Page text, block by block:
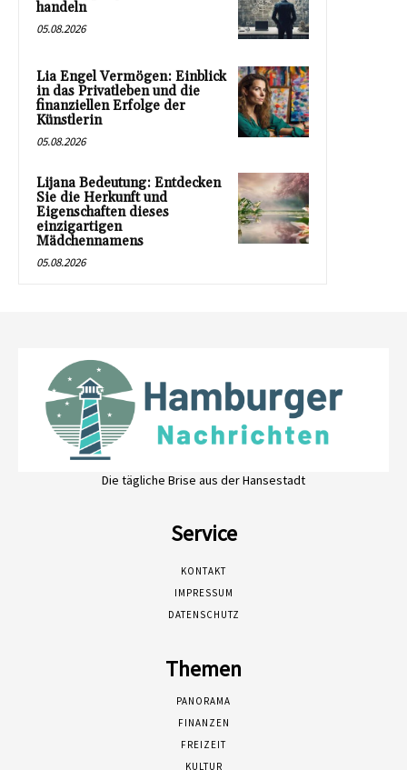
handeln
05.08.2026
Lia Engel Vermögen: Einblick
in das Privatleben und die
finanziellen Erfolge der
Künstlerin
05.08.2026
Lijana Bedeutung: Entdecken
Sie die Herkunft und
Eigenschaften dieses
einzigartigen
Mädchennamens
05.08.2026
Die tägliche Brise aus der Hansestadt
Service
KONTAKT
IMPRESSUM
DATENSCHUTZ
Themen
PANORAMA
FINANZEN
FREIZEIT
KULTUR